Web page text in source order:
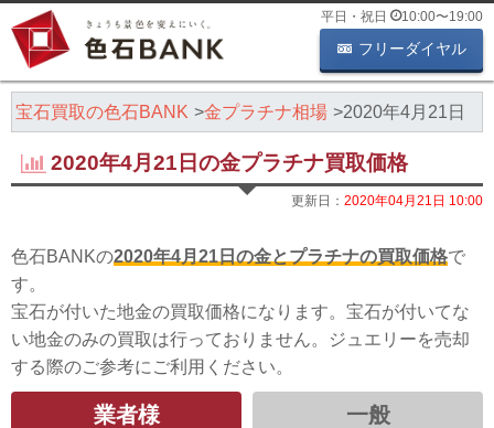
平日・祝日 10:00〜19:00
フリーダイヤル
宝石買取の色石BANK 金プラチナ相場 2020年4月21日
2020年4月21日の金プラチナ買取価格
更新日： 2020年04月21日 10:00
色石BANKの2020年4月21日の金とプラチナの買取価格で
す。
宝石が付いた地金の買取価格になります。宝石が付いてな
い地金のみの買取は行っておりません。ジュエリーを売却
する際のご参考にご利用ください。
業者様 一般